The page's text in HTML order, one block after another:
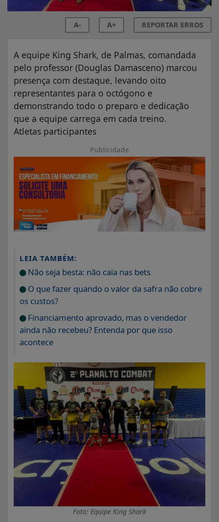
A- A+ REPORTAR ERROS
A equipe King Shark, de Palmas, comandada
pelo professor (Douglas Damasceno) marcou
presença com destaque, levando oito
representantes para o octógono e
demonstrando todo o preparo e dedicação
que a equipe carrega em cada treino.
Atletas participantes
Publicidade
LEIA TAMBÉM:
Não seja besta: não caia nas bets
O que fazer quando o valor da safra não cobre
os custos?
Financiamento aprovado, mas o vendedor
ainda não recebeu? Entenda por que isso
acontece
Foto: Equipe King Shark